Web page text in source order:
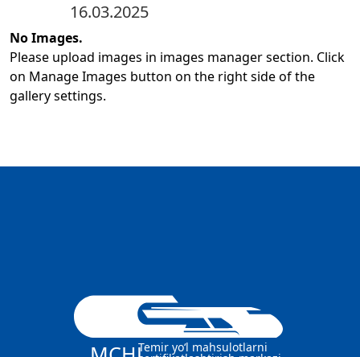
16.03.2025
No Images.
Please upload images in images manager section. Click
on Manage Images button on the right side of the
gallery settings.
Temir yo‘l mahsulotlarni